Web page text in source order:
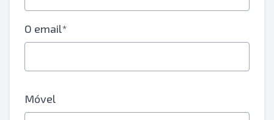
O email*
Móvel